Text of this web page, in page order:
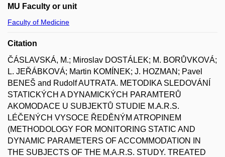
MU Faculty or unit
Faculty of Medicine
Citation
ČÁSLAVSKÁ, M.; Miroslav DOSTÁLEK; M. BORŮVKOVÁ;
L. JEŘÁBKOVÁ; Martin KOMÍNEK; J. HOZMAN; Pavel
BENEŠ and Rudolf AUTRATA. METODIKA SLEDOVÁNÍ
STATICKÝCH A DYNAMICKÝCH PARAMTERŮ
AKOMODACE U SUBJEKTŮ STUDIE M.A.R.S.
LÉČENÝCH VYSOCE ŘEDĚNÝM ATROPINEM
(METHODOLOGY FOR MONITORING STATIC AND
DYNAMIC PARAMETERS OF ACCOMMODATION IN
THE SUBJECTS OF THE M.A.R.S. STUDY. TREATED